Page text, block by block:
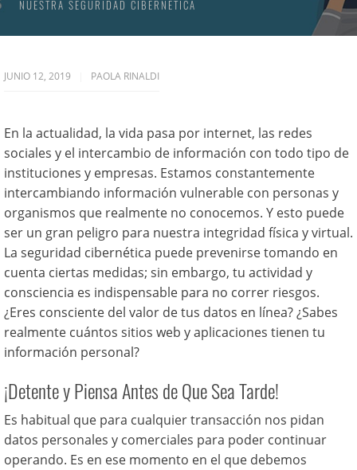
NUESTRA SEGURIDAD CIBERNÉTICA
JUNIO 12, 2019 PAOLA RINALDI
En la actualidad, la vida pasa por internet, las redes
sociales y el intercambio de información con todo tipo de
instituciones y empresas. Estamos constantemente
intercambiando información vulnerable con personas y
organismos que realmente no conocemos. Y esto puede
ser un gran peligro para nuestra integridad física y virtual.
La seguridad cibernética puede prevenirse tomando en
cuenta ciertas medidas; sin embargo, tu actividad y
consciencia es indispensable para no correr riesgos.
¿Eres consciente del valor de tus datos en línea? ¿Sabes
realmente cuántos sitios web y aplicaciones tienen tu
información personal?
¡Detente y Piensa Antes de Que Sea Tarde!
Es habitual que para cualquier transacción nos pidan
datos personales y comerciales para poder continuar
operando. Es en ese momento en el que debemos